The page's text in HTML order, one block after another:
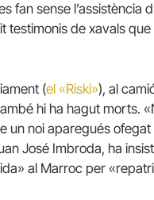
fan sense l’assistència
testimonis de xavals
(el «Riski»), al
hi ha hagut morts.
un noi aparegués
José Imbroda, ha
al Marroc per